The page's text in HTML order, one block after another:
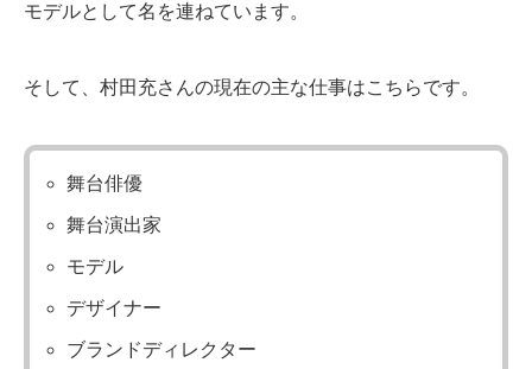
モデルとして名を連ねています。
そして、村田充さんの現在の主な仕事はこちらです。
舞台俳優
舞台演出家
モデル
デザイナー
ブランドディレクター